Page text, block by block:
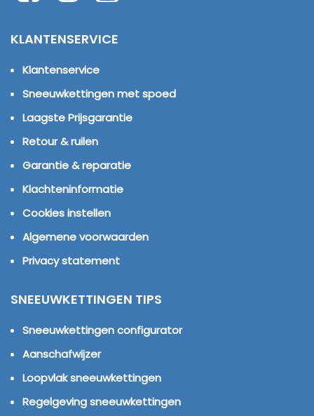
KLANTENSERVICE
Klantenservice
Sneeuwkettingen met spoed
Laagste Prijsgarantie
Retour & ruilen
Garantie & reparatie
Klachteninformatie
Cookies instellen
Algemene voorwaarden
Privacy statement
SNEEUWKETTINGEN TIPS
Sneeuwkettingen configurator
Aanschafwijzer
Loopvlak sneeuwkettingen
Regelgeving sneeuwkettingen